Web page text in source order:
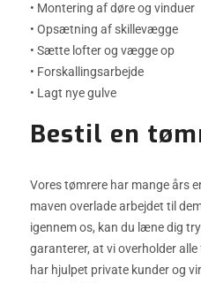
• Montering af døre og vinduer
• Opsætning af skillevægge
• Sætte lofter og vægge op
• Forskallingsarbejde
• Lagt nye gulve
Bestil en
Vores tømrere har mange års
maven overlade arbejdet til
igennem os, kan du læne dig
garanterer, at vi overholder
har hjulpet private kunder og